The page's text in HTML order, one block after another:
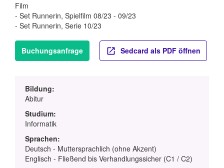
Film
- Set Runnerin, Spielfilm 08/23 - 09/23
- Set Runnerin, Serie 10/23
Buchungsanfrage Sedcard als PDF öffnen
Bildung:
Abitur
Studium:
Informatik
Sprachen:
Deutsch - Muttersprachlich (ohne Akzent)
Englisch - Fließend bis Verhandlungssicher (C1 / C2)